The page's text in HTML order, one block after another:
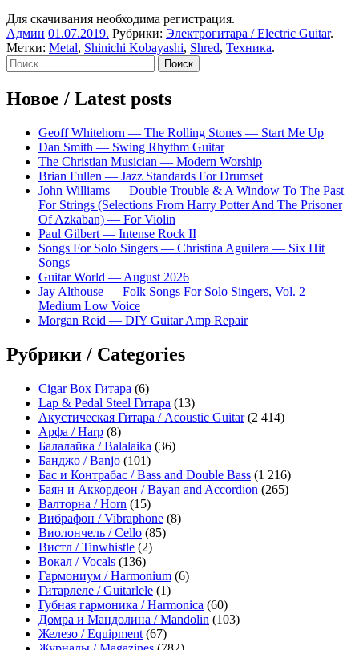
Для скачивания необходима регистрация.
Админ 01.07.2019. Рубрики: Электрогитара / Electric Guitar.
Метки: Metal, Shinichi Kobayashi, Shred, Техника.
Sidebar
Найти:
Новое / Latest posts
Geoff Whitehorn — The Rolling Stones — Start Me Up
Dan Smith — Swing Rhythm Guitar
The Christian Musician — Modern Worship
Brian Fullen — Jazz Standards For Drumset
John Williams — Double Trouble & A Window To The Past
For Strings (Selections From Harry Potter And The Prisoner
Of Azkaban) — For Violin
Paul Gilbert — Intense Rock II
Songs For Solo Singers — Christina Aguilera — Six Hit
Songs
Guitar World — August 2026
Jay Althouse — Folk Songs For Solo Singers, Vol. 2 —
Medium Low Voice
Morgan Reid — DIY Guitar Amp Repair
Рубрики / Categories
Cigar Box Гитара (6)
Lap & Pedal Steel Гитара (13)
Акустическая Гитара / Acoustic Guitar(2 414)
Арфа / Harp (8)
Балалайка / Balalaika (36)
Банджо / Banjo (101)
Бас и Контрабас / Bass and Double Bass (1 216)
Баян и Аккордеон / Bayan and Accordion (265)
Валторна / Horn (15)
Вибрафон / Vibraphone (8)
Виолончель / Cello (85)
Вистл / Tinwhistle (2)
Вокал / Vocals (136)
Гармониум / Harmonium (6)
Гитарлеле / Guitarlele (1)
Губная гармоника / Harmonica (60)
Домра и Мандолина / Mandolin (103)
Железо / Equipment (67)